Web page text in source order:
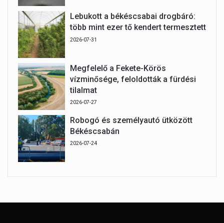
Lebukott a békéscsabai drogbáró:
több mint ezer tő kendert termesztett
2026-07-31
Megfelelő a Fekete-Körös
vízminősége, feloldották a fürdési
tilalmat
2026-07-27
Robogó és személyautó ütközött
Békéscsabán
2026-07-24